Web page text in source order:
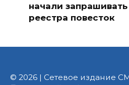
начали
реестра повесток
© 2026 | Сетевое издание